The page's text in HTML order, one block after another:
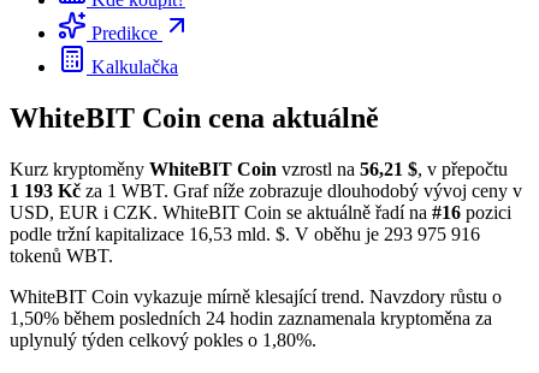
Predikce
Kalkulačka
WhiteBIT Coin cena aktuálně
Kurz kryptoměny WhiteBIT Coin vzrostl na 56,21 $, v přepočtu
1 193 Kč za 1 WBT. Graf níže zobrazuje dlouhodobý vývoj ceny v
USD, EUR i CZK. WhiteBIT Coin se aktuálně řadí na #16 pozici
podle tržní kapitalizace 16,53 mld. $. V oběhu je 293 975 916
tokenů WBT.
WhiteBIT Coin vykazuje mírně klesající trend. Navzdory růstu o
1,50% během posledních 24 hodin zaznamenala kryptoměna za
uplynulý týden celkový pokles o 1,80%.